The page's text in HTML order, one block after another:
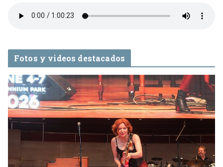
Fotos y videos destacados